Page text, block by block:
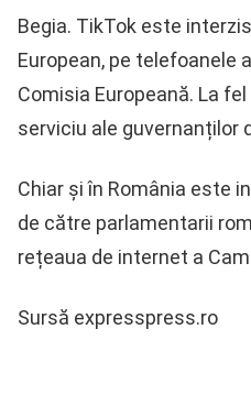
Begia. TikTok este
European, pe telefoanele
Comisia Europeană. La
serviciu ale guvernanților
Chiar și în România este
de către parlamentarii
rețeaua de internet a
Sursă expresspress.ro